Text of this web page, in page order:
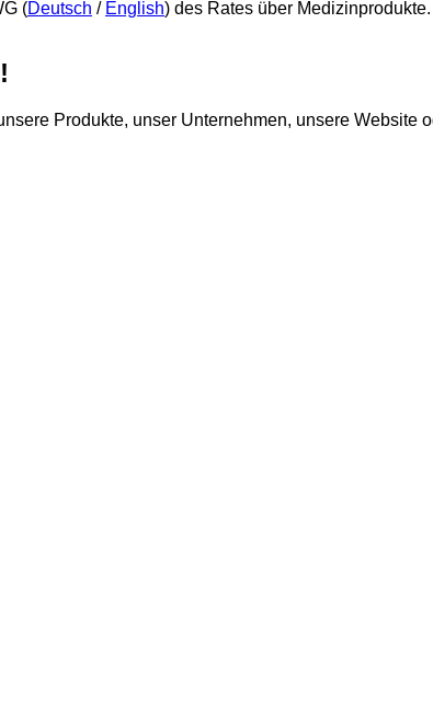
(Deutsch / English) des Rates über Medizinprodukte.
Produkte, unser Unternehmen, unsere